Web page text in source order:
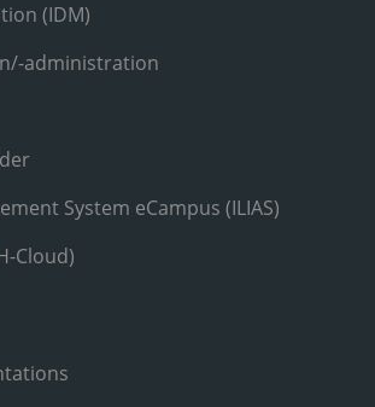
(IDM)
administration
System eCampus (ILIAS)
Cloud)